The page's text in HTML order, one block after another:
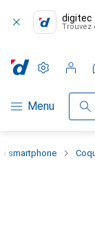
digitec
Trouvez
Navigation par
Menu
Paramètres
Compte
Listes de
Listes
Panier
smartphone